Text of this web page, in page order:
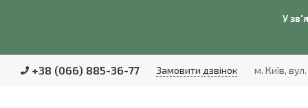
У
+38 (066) 885-36-77 Замовити дзвінок м. Київ,